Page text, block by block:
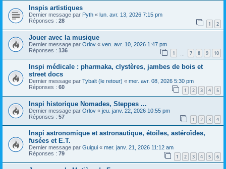
Inspis artistiques
Dernier message par Pyth « lun. avr. 13, 2026 7:15 pm
Réponses : 28 1 2
Jouer avec la musique
Dernier message par Orlov « ven. avr. 10, 2026 1:47 pm
Réponses : 136 1 7 8 9 10
Inspi médicale : pharmaka, clystères, jambes de bois et
street docs
Dernier message par Tybalt (le retour) « mer. avr. 08, 2026 5:30 pm
Réponses : 60 1 2 3 4 5
Inspi historique Nomades, Steppes ...
Dernier message par Orlov « jeu. janv. 22, 2026 10:55 pm
Réponses : 57 1 2 3 4
Inspi astronomique et astronautique, étoiles, astéroïdes,
fusées et E.T.
Dernier message par Guigui « mer. janv. 21, 2026 11:12 am
Réponses : 79 1 2 3 4 5 6